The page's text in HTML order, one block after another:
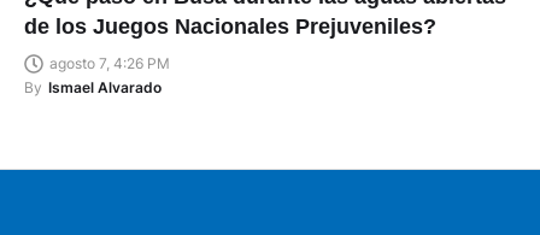
de los Juegos Nacionales Prejuveniles?
agosto 7, 4:26 PM
By Ismael Alvarado